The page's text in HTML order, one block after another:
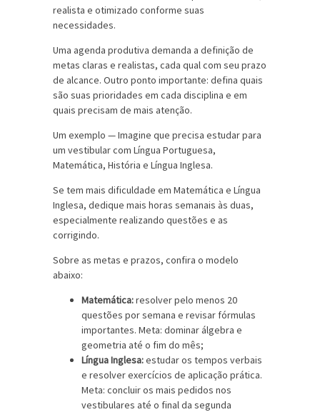
realista e otimizado conforme suas
necessidades.
Uma agenda produtiva demanda a definição de
metas claras e realistas, cada qual com seu prazo
de alcance. Outro ponto importante: defina quais
são suas prioridades em cada disciplina e em
quais precisam de mais atenção.
Um exemplo — Imagine que precisa estudar para
um vestibular com Língua Portuguesa,
Matemática, História e Língua Inglesa.
Se tem mais dificuldade em Matemática e Língua
Inglesa, dedique mais horas semanais às duas,
especialmente realizando questões e as
corrigindo.
Sobre as metas e prazos, confira o modelo
abaixo:
Matemática:resolver pelo menos 20
questões por semana e revisar fórmulas
importantes. Meta: dominar álgebra e
geometria até o fim do mês;
Língua Inglesa:estudar os tempos verbais
e resolver exercícios de aplicação prática.
Meta: concluir os mais pedidos nos
vestibulares até o final da segunda